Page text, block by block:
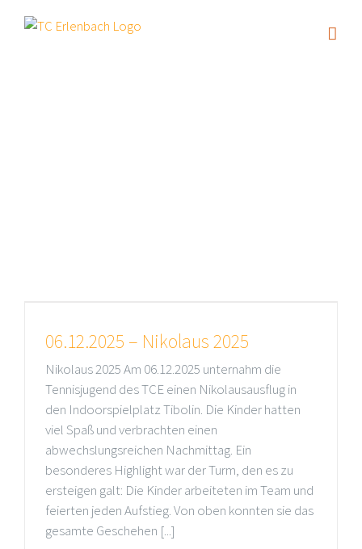
Inhalt
06.12.2025 – Nikolaus 2025
Nikolaus 2025 Am 06.12.2025 unternahm die
Tennisjugend des TCE einen Nikolausausflug in
den Indoorspielplatz Tibolin. Die Kinder hatten
viel Spaß und verbrachten einen
abwechslungsreichen Nachmittag. Ein
besonderes Highlight war der Turm, den es zu
ersteigen galt: Die Kinder arbeiteten im Team und
feierten jeden Aufstieg. Von oben konnten sie das
gesamte Geschehen [...]